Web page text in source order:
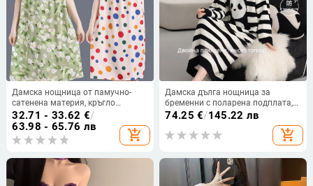
Дамска нощница от памучно-
сатенена материя, кръгло
деколте, ръкави 3/4, дълга пола
32.71 - 33.62 €/
63.98 - 65.76 лв
add_shopping_cart
Дамска дълга нощница за
бременни с поларена подплата,
дебела за есен-зима, топла и
74.25 €/145.22 лв
add_shopping_cart